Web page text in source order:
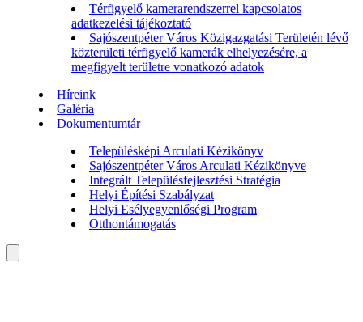
Térfigyelő kamerarendszerrel kapcsolatos
adatkezelési tájékoztató
Sajószentpéter Város Közigazgatási Területén lévő
közterületi térfigyelő kamerák elhelyezésére, a
megfigyelt területre vonatkozó adatok
Híreink
Galéria
Dokumentumtár
Településképi Arculati Kézikönyv
Sajószentpéter Város Arculati Kézikönyve
Integrált Településfejlesztési Stratégia
Helyi Építési Szabályzat
Helyi Esélyegyenlőségi Program
Otthontámogatás